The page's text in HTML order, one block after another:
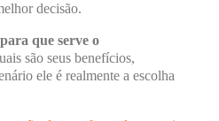
decisão.
para que serve o
são seus benefícios,
ele é realmente a escolha